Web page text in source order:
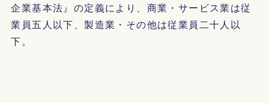
企業基本法』の定義により、商業・サービス業は従
業員五人以下、製造業・その他は従業員二十人以
下。